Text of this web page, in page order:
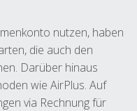
nutzen, haben
die auch den
Darüber hinaus
wie AirPlus. Auf
via Rechnung für